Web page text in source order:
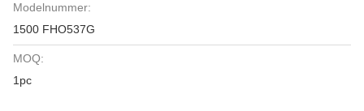
Modelnummer:
1500 FHO537G
MOQ:
1pc